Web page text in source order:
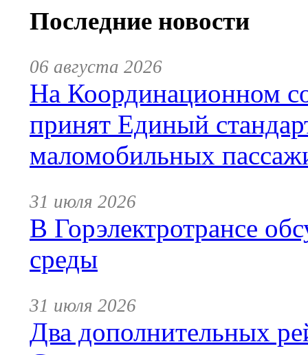
Последние новости
06 августа 2026
На Координационном
принят Единый
маломобильных
31 июля 2026
В Горэлектротрансе
среды
31 июля 2026
Два дополнительных